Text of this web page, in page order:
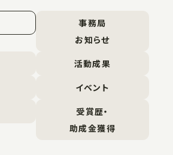
事務局
お知らせ
活動成果
イベント
受賞歴・
助成金獲得